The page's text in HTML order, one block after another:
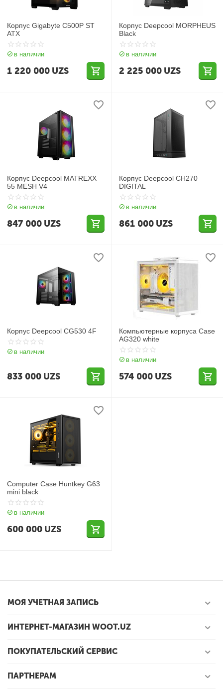
Корпус Gigabyte C500P ST
ATX
в наличии
1 220 000 UZS
Корпус Deepcool MORPHEUS
Black
в наличии
2 225 000 UZS
Корпус Deepcool MATREXX
55 MESH V4
в наличии
847 000 UZS
Корпус Deepcool CH270
DIGITAL
в наличии
861 000 UZS
Корпус Deepcool CG530 4F
в наличии
833 000 UZS
Компьютерные корпуса Case
AG320 white
в наличии
574 000 UZS
Computer Case Huntkey G63
mini black
в наличии
600 000 UZS
МОЯ УЧЕТНАЯ ЗАПИСЬ
ИНТЕРНЕТ-МАГАЗИН WOOT.UZ
ПОКУПАТЕЛЬСКИЙ СЕРВИС
ПАРТНЕРАМ